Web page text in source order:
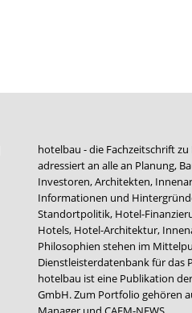
hotelbau - die Fachzeitschrift
adressiert an alle an Planung,
Investoren, Architekten,
Informationen und
Standortpolitik, Hotel-
Hotels, Hotel-Architektur,
Philosophien stehen im
Dienstleisterdatenbank für das
hotelbau ist eine Publikation
GmbH. Zum Portfolio gehören